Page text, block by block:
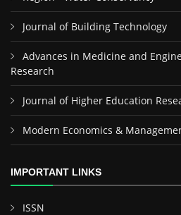
Journal of Building Technology
Advances in Medicine and
Research
Journal of Higher Education
Modern Economics &
IMPORTANT LINKS
ISSN